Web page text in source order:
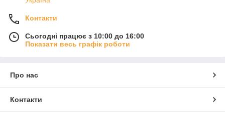
Контакти
Сьогодні працює з 10:00 до 16:00
Показати весь графік роботи
Про нас
Контакти